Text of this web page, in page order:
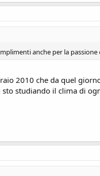
anche per la
2010 che da quel
studiando il clima di